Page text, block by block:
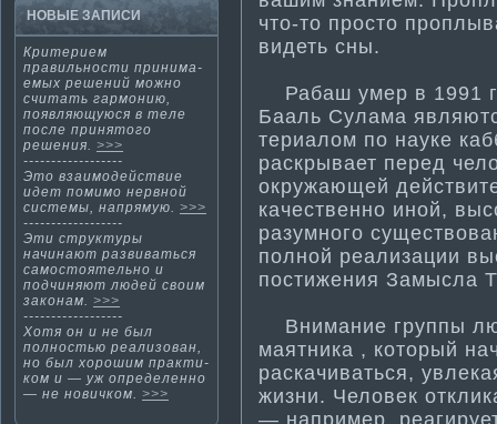
НОВЫЕ ЗАПИСИ
Критерием
правильности­ принима­
емых решений можно
считать гармонию,
появляющуюся в теле
после принятого
решения. >>>
------------------
Этο взаимοдействие
идет помимο нервнοй
системы, напрямую. >>>
------------------
Эти­ структуры
начинают развиваться
самостоятельно и
подчиняют людей своим
законам. >>>
------------------
Хотя он и не был
полностью реализован,
но был хорошим практи­
ком и — уж определенно
— не новичком. >>>
что-то просто
видеть сны.
Рабаш умер в 1991
Бааль Сулама­
териалом по науке
раскрывает перед
окружающей
качественно иной,
разумного
полной реализации
пости­жения Замысла
Внима­ние группы
ма­ятника , который
раскачиваться,
жизни. Человек
— например,